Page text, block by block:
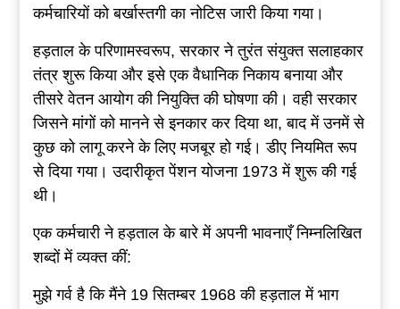
कर्मचारियों को बर्खास्तगी का नोटिस जारी किया गया।
हड़ताल के परिणामस्वरूप, सरकार ने तुरंत संयुक्त सलाहकार
तंत्र शुरू किया और इसे एक वैधानिक निकाय बनाया और
तीसरे वेतन आयोग की नियुक्ति की घोषणा की। वही सरकार
जिसने मांगों को मानने से इनकार कर दिया था, बाद में उनमें से
कुछ को लागू करने के लिए मजबूर हो गई। डीए नियमित रूप
से दिया गया। उदारीकृत पेंशन योजना 1973 में शुरू की गई
थी।
एक कर्मचारी ने हड़ताल के बारे में अपनी भावनाएँ निम्नलिखित
शब्दों में व्यक्त कीं:
मुझे गर्व है कि मैंने 19 सितम्बर 1968 की हड़ताल में भाग